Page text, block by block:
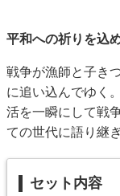
平和への祈りを込
戦争が漁師と子き
に追い込んでゆく
活を一瞬にして戦
ての世代に語り継
セット内容